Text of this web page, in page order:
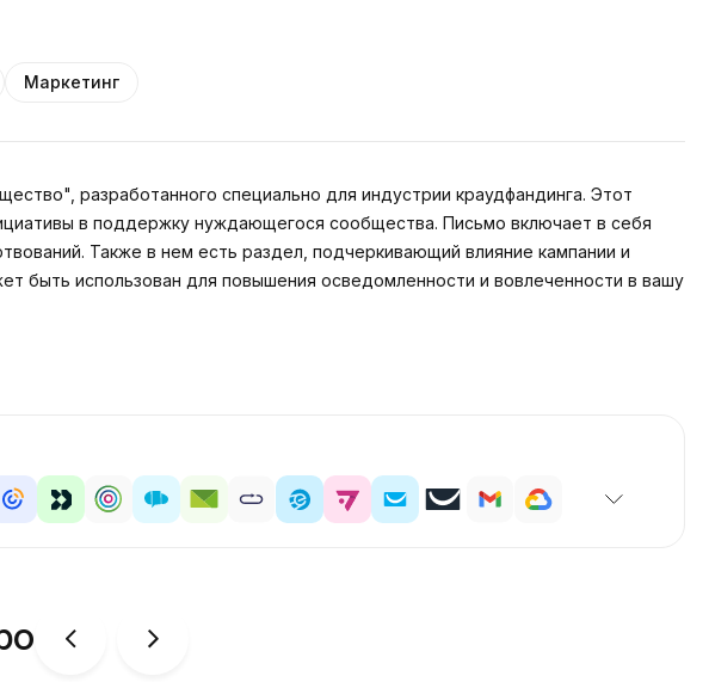
Маркетинг
разработанного специально для индустрии краудфандинга. Этот
в поддержку нуждающегося сообщества. Письмо включает в себя
Также в нем есть раздел, подчеркивающий влияние кампании и
быть использован для повышения осведомленности и вовлеченности в вашу